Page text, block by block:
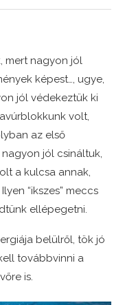
mert nagyon jól
képest…, ugye,
jól védekeztük ki
volt,
az első
jól csináltuk,
a kulcsa annak,
“ikszes” meccs
ellépegetni.
belülről, tök jó
továbbvinni a
is.